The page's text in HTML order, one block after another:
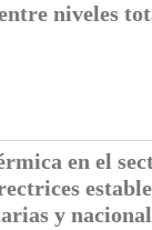
niveles
en el
y